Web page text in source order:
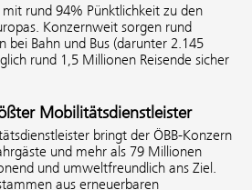
rund 94% Pünktlichkeit zu den
Konzernweit sorgen rund
bei Bahn und Bus (darunter 2.145
rund 1,5 Millionen Reisende sicher
Mobilitätsdienstleister
bringt der ÖBB-Konzern
und mehr als 79 Millionen
und umweltfreundlich ans Ziel.
aus erneuerbaren